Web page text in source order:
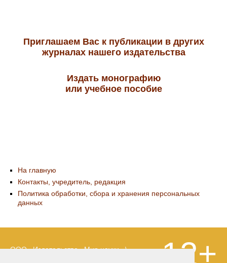
Приглашаем Вас к публикации в других
журналах нашего издательства
Издать монографию
или учебное пособие
На главную
Контакты, учредитель, редакция
Политика обработки, сбора и хранения персональных
данных
ООО «Издательство «Мир науки» \
12+